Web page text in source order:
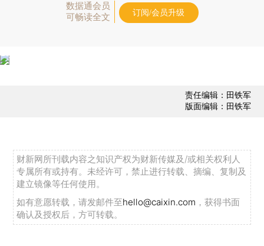
数据通会员
可畅读全文
订阅/会员升级
责任编辑：田铁军
版面编辑：田铁军
财新网所刊载内容之知识产权为财新传媒及/或相关权利人
专属所有或持有。未经许可，禁止进行转载、摘编、复制及
建立镜像等任何使用。
如有意愿转载，请发邮件至hello@caixin.com ，获得书面
确认及授权后，方可转载。